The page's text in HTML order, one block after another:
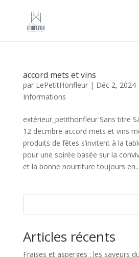
accord mets et vins
par LePetitHonfleur| Déc 2, 2024
Informations
extérieur_petithonfleur Sans titre
12 decmbre accord mets et vins
produits de fêtes s’invitent à la
pour une soirée basée sur la
et la bonne nourriture toujours en...
Articles récents
Fraises et asperges : les saveurs